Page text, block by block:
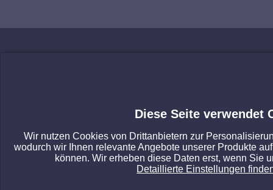
Diese Seite verwendet
Wir nutzen Cookies von Drittanbietern zur
wodurch wir Ihnen relevante Angebote unserer Produkte
können. Wir erheben diese Daten erst, wenn Sie
Detaillierte Einstellungen